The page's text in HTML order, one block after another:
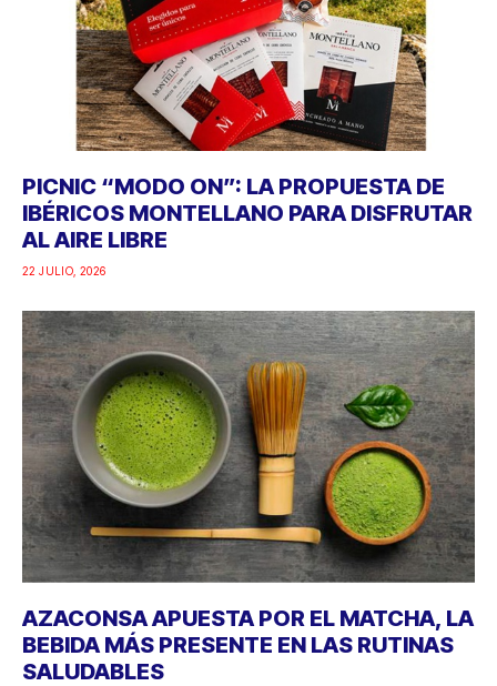
PICNIC “MODO ON”: LA PROPUESTA DE
IBÉRICOS MONTELLANO PARA DISFRUTAR
AL AIRE LIBRE
22 JULIO, 2026
AZACONSA APUESTA POR EL MATCHA, LA
BEBIDA MÁS PRESENTE EN LAS RUTINAS
SALUDABLES